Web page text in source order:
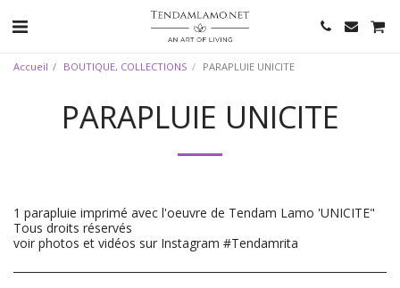
Accueil BOUTIQUE, COLLECTIONS PARAPLUIE UNICITE
PARAPLUIE UNICITE
1 parapluie imprimé avec l'oeuvre de Tendam Lamo 'UNICITE"
Tous droits réservés
voir photos et vidéos sur Instagram #Tendamrita